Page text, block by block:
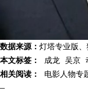
数据来源： 灯塔专业版
本文标签：
成龙 吴京
相关阅读：
电影人物
—